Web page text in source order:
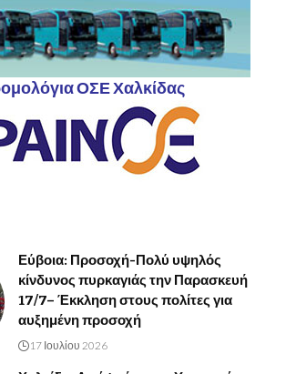
ΟΣΕ Χαλκίδας
Εύβοια: Προσοχή-Πολύ υψηλός
κίνδυνος πυρκαγιάς την Παρασκευή
17/7– Έκκληση στους πολίτες για
αυξημένη προσοχή
17 Ιουλίου 2026